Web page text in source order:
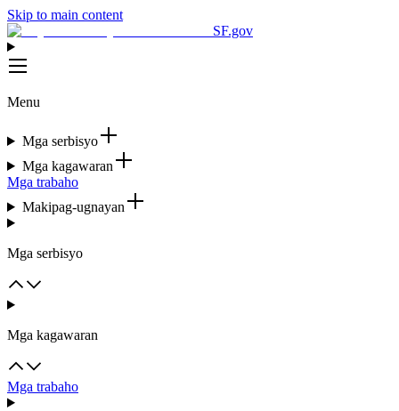
Skip to main content
SF.gov
Menu
Mga serbisyo
Mga kagawaran
Mga trabaho
Makipag-ugnayan
Mga serbisyo
Mga kagawaran
Mga trabaho